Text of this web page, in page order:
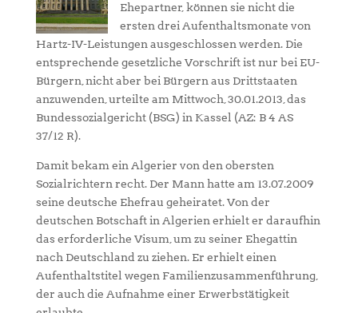
Ehepartner, können sie nicht die
ersten drei Aufenthaltsmonate von
Hartz-IV-Leistungen ausgeschlossen werden. Die
entsprechende gesetzliche Vorschrift ist nur bei EU-
Bürgern, nicht aber bei Bürgern aus Drittstaaten
anzuwenden, urteilte am Mittwoch, 30.01.2013, das
Bundessozialgericht (BSG) in Kassel (AZ: B 4 AS
37/12 R).
Damit bekam ein Algerier von den obersten
Sozialrichtern recht. Der Mann hatte am 13.07.2009
seine deutsche Ehefrau geheiratet. Von der
deutschen Botschaft in Algerien erhielt er daraufhin
das erforderliche Visum, um zu seiner Ehegattin
nach Deutschland zu ziehen. Er erhielt einen
Aufenthaltstitel wegen Familienzusammenführung,
der auch die Aufnahme einer Erwerbstätigkeit